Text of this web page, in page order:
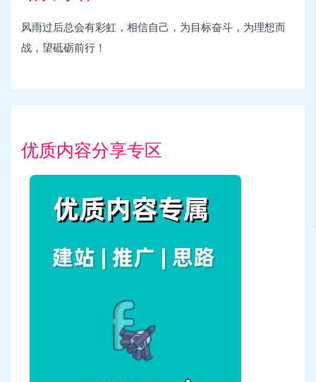
风雨过后总会有彩虹，相信自己，为目标奋斗，为理想而
战，望砥砺前行！
优质内容分享专区